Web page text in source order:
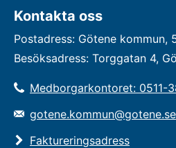
Kontakta oss
Postadress: Götene kommun,
Besöksadress: Torggatan 4,
Medborgarkontoret: 0511-
gotene.kommun@gotene.se
Faktureringsadress